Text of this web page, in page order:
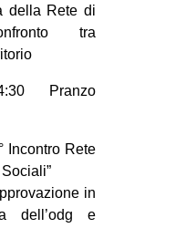
della Rete di
tra
Pranzo
Incontro Rete
in
dell’odg e